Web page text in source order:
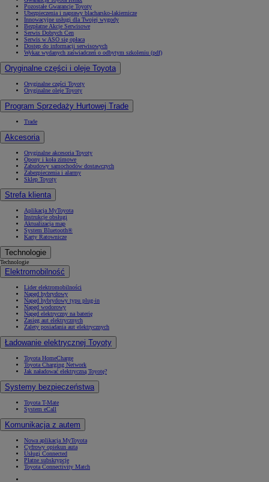
Pozostałe Gwarancje Toyoty
Ubezpieczenia i naprawy blacharsko-lakiernicze
Innowacyjne usługi dla Twojej wygody
Bezpłatne Akcje Serwisowe
Serwis Dobrych Cen
Serwis w ASO się opłaca
Dostęp do informacji serwisowych
Wykaz wydanych zaświadczeń o odbytym szkoleniu (pdf)
Oryginalne części i oleje Toyota
Oryginalne części Toyoty
Oryginalne oleje Toyoty
Program Sprzedaży Hurtowej Trade
Trade
Akcesoria
Oryginalne akcesoria Toyoty
Opony i koła zimowe
Zabudowy samochodów dostawczych
Zabezpieczenia i alarmy
Sklep Toyoty
Strefa klienta
Aplikacja MyToyota
Instrukcje obsługi
Aktualizacja map
System Bluetooth®
Karty Ratownicze
Technologie
Technologie
Elektromobilność
Lider elektromobilności
Napęd hybrydowy
Napęd hybrydowy typu plug-in
Napęd wodorowy
Napęd elektryczny na baterię
Zasięg aut elektrycznych
Zalety posiadania aut elektrycznych
Ładowanie elektrycznej Toyoty
Toyota HomeCharge
Toyota Charging Network
Jak naładować elektryczną Toyotę?
Systemy bezpieczeństwa
Toyota T-Mate
System eCall
Komunikacja z autem
Nowa aplikacja MyToyota
Cyfrowy opiekun auta
Usługi Connected
Płatne subskrypcje
Toyota Connectivity Match